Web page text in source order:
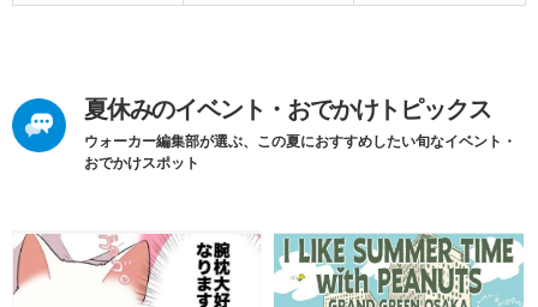
夏休みのイベント・おでかけトピックス
ウォーカー編集部が選ぶ、この夏におすすめしたい旬なイベント・
おでかけスポット